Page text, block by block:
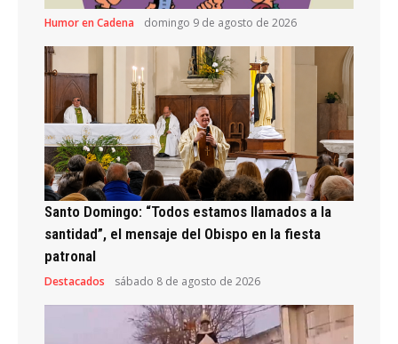
Humor en Cadena domingo 9 de agosto de 2026
Santo Domingo: “Todos estamos llamados a la
santidad”, el mensaje del Obispo en la fiesta
patronal
Destacados sábado 8 de agosto de 2026